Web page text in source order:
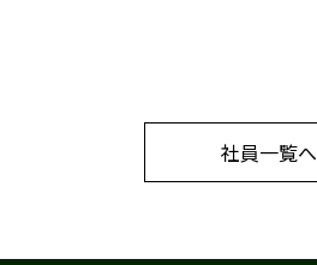
社員一覧へ